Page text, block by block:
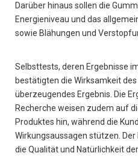
Darüber hinaus sollen die
Energieniveau und das
sowie Blähungen und
Selbsttests, deren Ergebnisse
bestätigten die Wirksamkeit
überzeugendes Ergebnis. Die
Recherche weisen zudem auf
Produktes hin, während die
Wirkungsaussagen stützen.
die Qualität und Natürlichkeit